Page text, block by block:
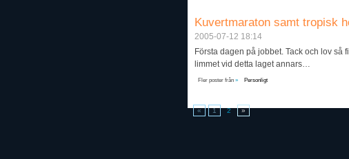
Kuvertmaraton samt tropisk
2005-07-12 18:14
Första dagen på jobbet. Tack och lov så
limmet vid detta laget annars…
Fler poster från » Personligt
« 1 2 »